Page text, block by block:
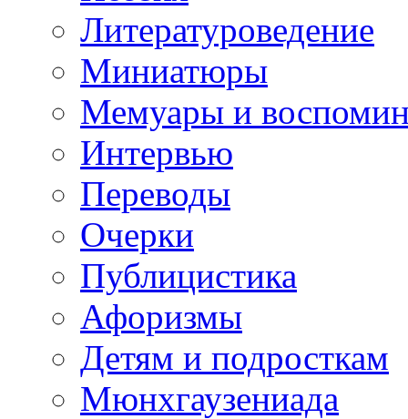
Литературоведение
Миниатюры
Мемуары и
Интервью
Переводы
Очерки
Публицистика
Афоризмы
Детям и подросткам
Мюнхгаузениада